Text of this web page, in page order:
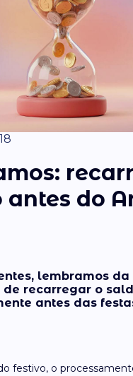
antes do
lembramos da
de recarregar o
antes das
festivo, o